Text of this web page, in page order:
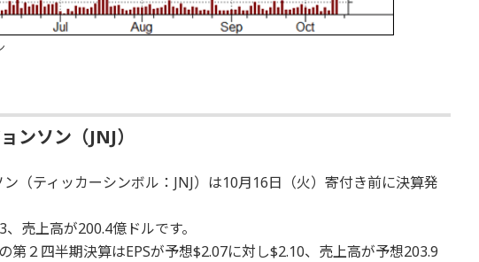
ンソン（JNJ）
（ティッカーシンボル：JNJ）は10月16日（火）寄付き前に決算発
売上高が200.4億ドルです。
第２四半期決算はEPSが予想$2.07に対し$2.10、売上高が予想203.9